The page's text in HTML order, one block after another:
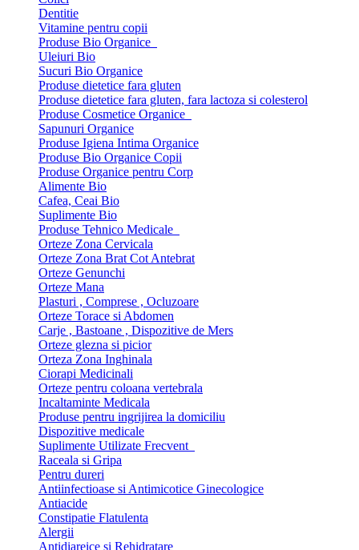
Dentitie
Vitamine pentru copii
Produse Bio Organice
Uleiuri Bio
Sucuri Bio Organice
Produse dietetice fara gluten
Produse dietetice fara gluten, fara lactoza si colesterol
Produse Cosmetice Organice
Sapunuri Organice
Produse Igiena Intima Organice
Produse Bio Organice Copii
Produse Organice pentru Corp
Alimente Bio
Cafea, Ceai Bio
Suplimente Bio
Produse Tehnico Medicale
Orteze Zona Cervicala
Orteze Zona Brat Cot Antebrat
Orteze Genunchi
Orteze Mana
Plasturi , Comprese , Ocluzoare
Orteze Torace si Abdomen
Carje , Bastoane , Dispozitive de Mers
Orteze glezna si picior
Orteza Zona Inghinala
Ciorapi Medicinali
Orteze pentru coloana vertebrala
Incaltaminte Medicala
Produse pentru ingrijirea la domiciliu
Dispozitive medicale
Suplimente Utilizate Frecvent
Raceala si Gripa
Pentru dureri
Antiinfectioase si Antimicotice Ginecologice
Antiacide
Constipatie Flatulenta
Alergii
Antidiareice si Rehidratare